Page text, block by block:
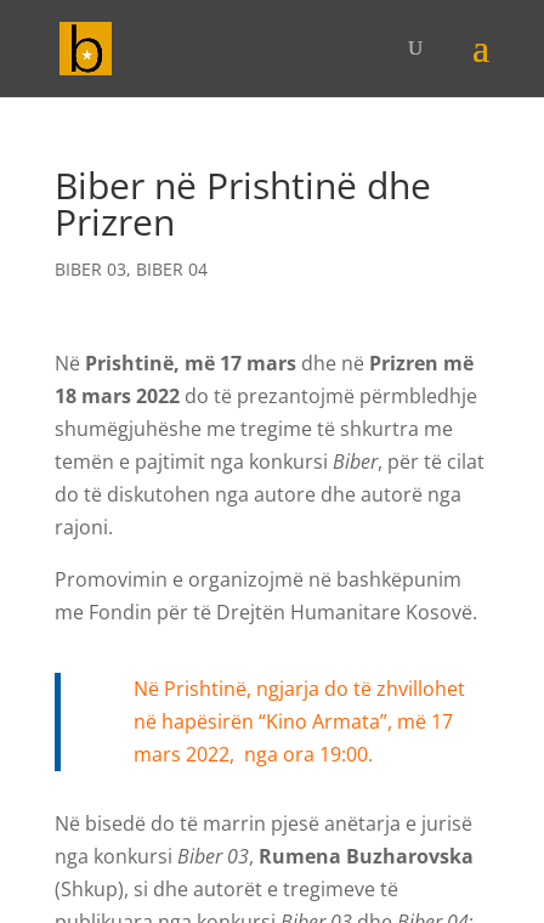
Biber në Prishtinë dhe
Prizren
BIBER 03, BIBER 04
Në Prishtinë, më 17 marsdhe në Prizren më
18 mars 2022 do të prezantojmë përmbledhje
shumëgjuhëshe me tregime të shkurtra me
temën e pajtimit nga konkursi Biber, për të cilat
do të diskutohen nga autore dhe autorë nga
rajoni.
Promovimin e organizojmë në bashkëpunim
me Fondin për të Drejtën Humanitare Kosovë.
Në Prishtinë, ngjarja do të zhvillohet
në hapësirën “Kino Armata”, më 17
mars 2022, nga ora 19:00.
Në bisedë do të marrin pjesë anëtarja e jurisë
nga konkursi Biber 03, Rumena Buzharovska
(Shkup), si dhe autorët e tregimeve të